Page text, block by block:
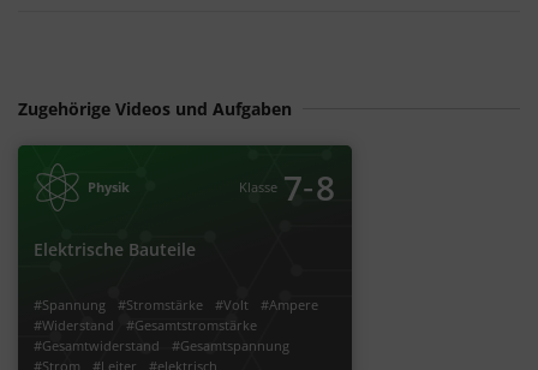
Zugehörige Videos und Aufgaben
Physik Klasse 7‐8
Elektrische Bauteile
#Spannung #Stromstärke #Volt
#Ampere
#Widerstand
#Gesamtstromstärke
#Gesamtwiderstand
#Gesamtspannung
#Strom
#Leiter
#elektrisch